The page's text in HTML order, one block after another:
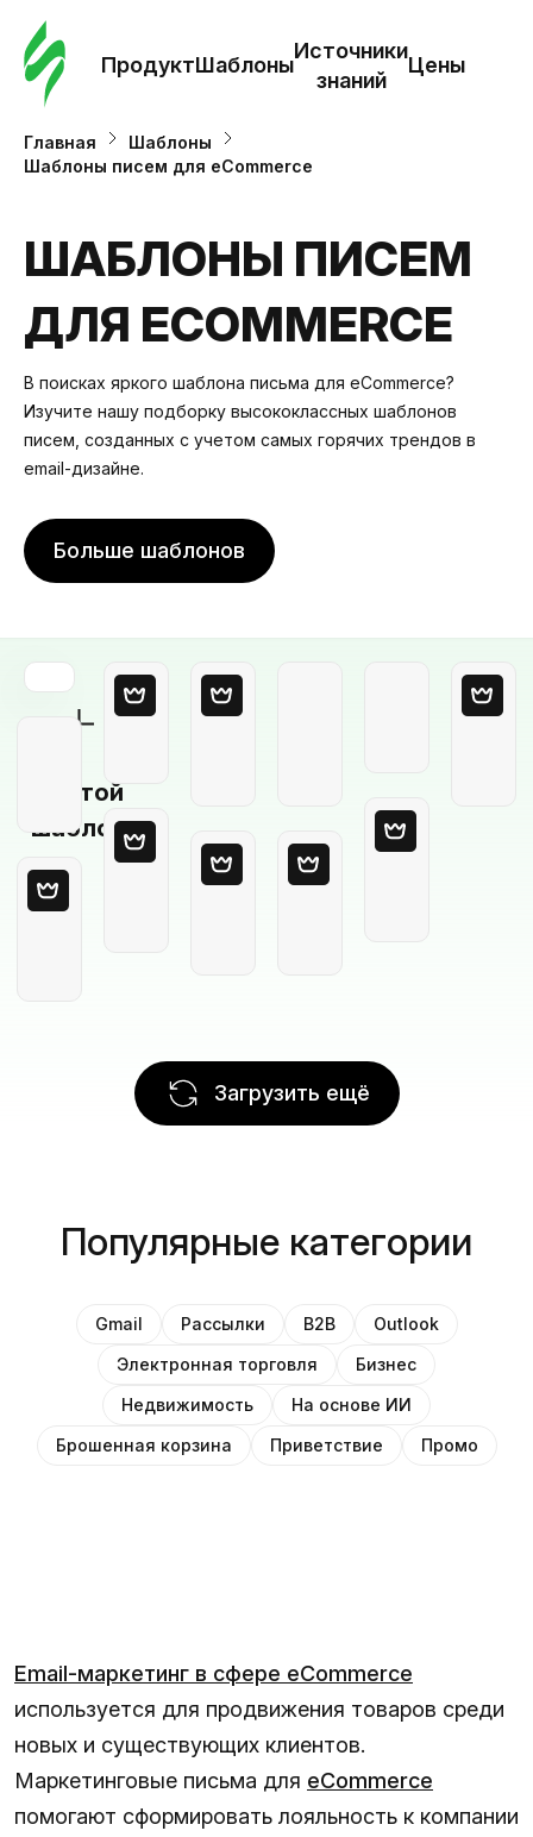
ПродуктШаблоны
Источники
знаний
Цены
Главная
Шаблоны
Шаблоны писем для eCommerce
ШАБЛОНЫ ПИСЕМ
ДЛЯ ECOMMERCE
В поисках яркого шаблона письма для eCommerce?
Изучите нашу подборку высококлассных шаблонов
писем, созданных с учетом самых горячих трендов в
email-дизайне.
Больше шаблонов
Пустой
шаблон
Загрузить ещё
Популярные категории
Gmail Рассылки B2B
Outlook
Электронная торговля
Бизнес
Недвижимость
На основе ИИ
Брошенная корзина
Приветствие Промо
Email-маркетинг в сфере eCommerce
используется для продвижения товаров среди
новых и существующих клиентов.
Маркетинговые письма для eCommerce
помогают сформировать лояльность к компании